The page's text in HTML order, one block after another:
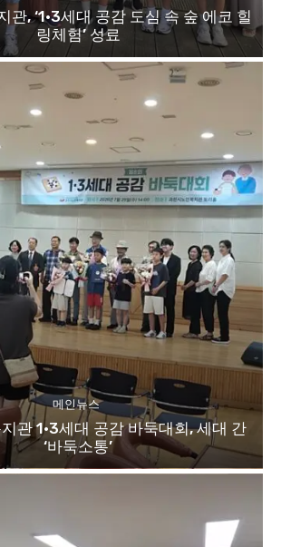
관, ‘1·3세대 공감 도심 속 숲 에코 힐
링체험’ 성료
메인뉴스
관 1·3세대 공감 바둑대회, 세대 간
‘바둑소통’